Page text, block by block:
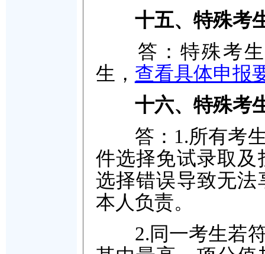
十五、特殊考
答：特殊考生
生， 查看具体申报
十六、特殊考
答：1.所有考生
件选择免试录取
选择错误导致无
本人负责。
2.同一考生若符